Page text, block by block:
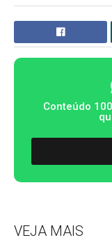
Conteúdo
VEJA MAIS